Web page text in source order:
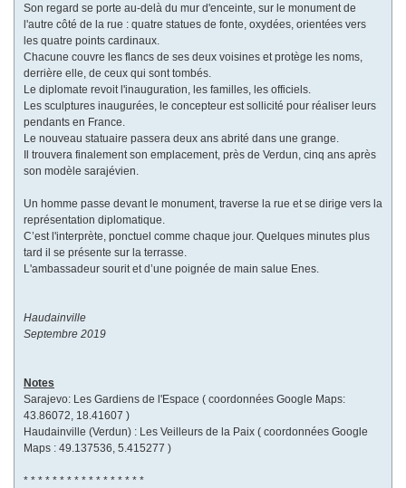
Son regard se porte au-delà du mur d'enceinte, sur le monument de
l'autre côté de la rue : quatre statues de fonte, oxydées, orientées vers
les quatre points cardinaux.
Chacune couvre les flancs de ses deux voisines et protège les noms,
derrière elle, de ceux qui sont tombés.
Le diplomate revoit l'inauguration, les familles, les officiels.
Les sculptures inaugurées, le concepteur est sollicité pour réaliser leurs
pendants en France.
Le nouveau statuaire passera deux ans abrité dans une grange.
Il trouvera finalement son emplacement, près de Verdun, cinq ans après
son modèle sarajévien.
Un homme passe devant le monument, traverse la rue et se dirige vers la
représentation diplomatique.
C’est l'interprète, ponctuel comme chaque jour. Quelques minutes plus
tard il se présente sur la terrasse.
L'ambassadeur sourit et d’une poignée de main salue Enes.
Haudainville
Septembre 2019
Notes
Sarajevo: Les Gardiens de l'Espace ( coordonnées Google Maps:
43.86072, 18.41607 )
Haudainville (Verdun) : Les Veilleurs de la Paix ( coordonnées Google
Maps : 49.137536, 5.415277 )
* * * * * * * * * * * * * * * * *